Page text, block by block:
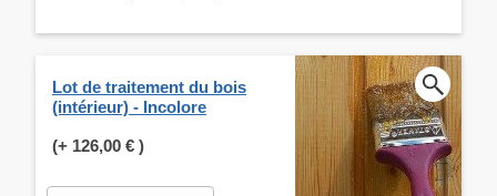
Lot de traitement du bois
(intérieur) - Incolore
(+ 126,00 € )